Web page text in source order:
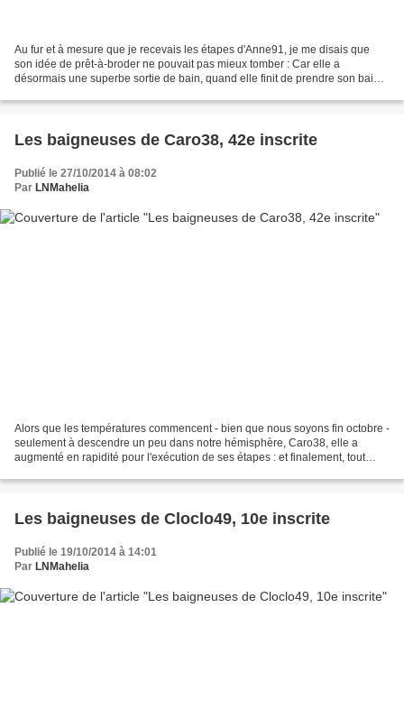
Au fur et à mesure que je recevais les étapes d'Anne91, je me disais que
son idée de prêt-à-broder ne pouvait pas mieux tomber : Car elle a
désormais une superbe sortie de bain, quand elle finit de prendre son bain,
Les baigneuses de Caro38, 42e inscrite
Publié le 27/10/2014 à 08:02
Par LNMahelia
Alors que les températures commencent - bien que nous soyons fin octobre -
seulement à descendre un peu dans notre hémisphère, Caro38, elle a
augmenté en rapidité pour l'exécution de ses étapes : et finalement, tout
Les baigneuses de Cloclo49, 10e inscrite
Publié le 19/10/2014 à 14:01
Par LNMahelia